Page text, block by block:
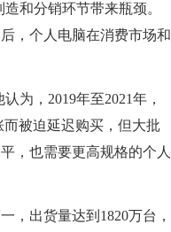
和分销环节带来瓶颈。
，个人电脑在消费市场和
为，2019年至2021年，
被迫延迟购买，但大批
，也需要更高规格的个人
，出货量达到1820万台，